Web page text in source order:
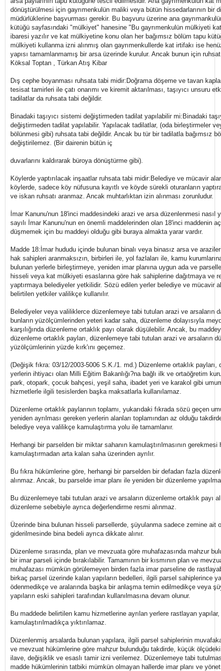
dönüştürülmesi için gayrımenkulün maliki veya bütün hissedarlarının bir
müdürlüklerine başvurması gerekir. Bu başvuru üzerine ana
kütüğü sayfasındaki "mülkiyet" hanesine "Bu gayrımenkulün mülkiyeti
ibaresi yazılır ve kat mülkiyetine konu olan her bağımsız bölüm tapu
mülkiyeti kullanma izni alınmış olan gayrımenkullerde kat irtifakı ise
yapısı tamamlanmamış bir arsa üzerinde kurulur. Ancak bunun için ruhsat
Köksal Toptan , Türkan Atış Kibar
Dış cephe boyanması ruhsata tabi midir:Doğrama döşeme ve tavan
tesisat tamirleri ile çatı onarımı ve kiremit aktarılması, taşıyıcı unsuru
tadilatlar da ruhsata tabi değildir.
Binadaki taşıyıcı sistemi değiştirmeden tadilat yapılabilir mi:Binadaki
değiştirmeden tadilat yapılabilir. Yapılacak tadilatlar, (oda birleştirmeler
bölünmesi gibi) ruhsata tabi değildir. Ancak bu tür bir tadilatla bağımsız
değiştirilemez. (Bir dairenin bütün iç
duvarlarını kaldırarak büroya dönüştürme gibi).
Köylerde yaptırılacak inşaatlar ruhsata tabi midir:Belediye ve mücavir
köylerde, sadece köy nüfusuna kayıtlı ve köyde sürekli oturanların
ve iskan ruhsatı aranmaz. Ancak muhtarlıktan izin alınması zorunludur.
İmar Kanunu'nun 18'inci maddesindeki arazi ve arsa düzenlenmesi nasıl
sayılı İmar Kanunu'nun en önemli maddelerinden olan 18'inci maddenin
düşmemek için bu maddeyi olduğu gibi buraya almakta yarar vardır.
Madde 18:İmar hududu içinde bulunan binalı veya binasız arsa ve
hak sahipleri aranmaksızın, birbirleri ile, yol fazlaları ile, kamu
bulunan yerlerle birleştirmeye, yeniden imar planına uygun ada ve
hisseli veya kat mülkiyeti esaslarına göre hak sahiplerine dağıtmaya ve
yaptırmaya belediyeler yetkilidir. Sözü edilen yerler belediye ve mücavir
belirtilen yetkiler valilikçe kullanılır.
Belediyeler veya valiliklerce düzenlemeye tabi tutulan arazi ve arsaların
bunların yüzölçümlerinden yeteri kadar saha, düzenleme dolayısıyla
karşılığında düzenleme ortaklık payı olarak düşülebilir. Ancak, bu
düzenleme ortaklık payları, düzenlemeye tabi tutulan arazi ve arsaların
yüzölçümlerinin yüzde kırk'ını geçemez.
(Değişik fıkra: 03/12/2003-5006 S.K./1. md.) Düzenleme ortaklık payları,
yerlerin ihtiyacı olan Milli Eğitim Bakanlığı?na bağlı ilk ve ortaöğretim
park, otopark, çocuk bahçesi, yeşil saha, ibadet yeri ve karakol gibi
hizmetlerle ilgili tesislerden başka maksatlarla kullanılamaz.
Düzenleme ortaklık paylarının toplamı, yukarıdaki fıkrada sözü geçen
yeniden ayrılması gereken yerlerin alanları toplamından az olduğu
belediye veya valilikçe kamulaştırma yolu ile tamamlanır.
Herhangi bir parselden bir miktar sahanın kamulaştırılmasının gerekmesi
kamulaştırmadan arta kalan saha üzerinden ayrılır.
Bu fıkra hükümlerine göre, herhangi bir parselden bir defadan fazla
alınmaz. Ancak, bu parselde imar planı ile yeniden bir düzenleme
Bu düzenlemeye tabi tutulan arazi ve arsaların düzenleme ortaklık payı
düzenleme sebebiyle ayrıca değerlendirme resmi alınmaz.
Üzerinde bina bulunan hisseli parsellerde, şüyulanma sadece zemine ait
giderilmesinde bina bedeli ayrıca dikkate alınır.
Düzenleme sırasında, plan ve mevzuata göre muhafazasında mahzur
bir imar parseli içinde bırakılabilir. Tamamının bir kısmının plan ve
muhafazası mümkün görülemeyen birden fazla imar parseline de
birkaç parsel üzerinde kalan yapıların bedelleri, ilgili parsel sahiplerince
ödenmedikçe ve aralarında başka bir anlaşma temin edilmedikçe veya
yapıların eski sahipleri tarafından kullanılmasına devam olunur.
Bu maddede belirtilen kamu hizmetlerine ayrılan yerlere rastlayan
kamulaştırılmadıkça yıktırılamaz.
Düzenlenmiş arsalarda bulunan yapılara, ilgili parsel sahiplerinin
ve mevzuat hükümlerine göre mahzur bulunduğu takdirde, küçük ölçüdeki
ilave, değişiklik ve esaslı tamir izni verilemez. Düzenlemeye tabi
madde hükümlerinin tatbiki mümkün olmayan hallerde imar planı ve